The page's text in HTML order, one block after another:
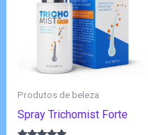
Produtos de beleza
Spray Trichomist Forte